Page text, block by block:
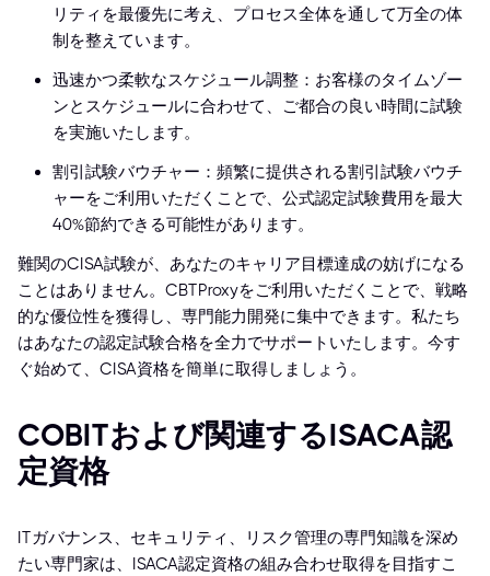
リティを最優先に考え、プロセス全体を通して万全の体
制を整えています。
迅速かつ柔軟なスケジュール調整：お客様のタイムゾー
ンとスケジュールに合わせて、ご都合の良い時間に試験
を実施いたします。
割引試験バウチャー：頻繁に提供される割引試験バウチ
ャーをご利用いただくことで、公式認定試験費用を最大
40%節約できる可能性があります。
難関のCISA試験が、あなたのキャリア目標達成の妨げになる
ことはありません。CBTProxyをご利用いただくことで、戦略
的な優位性を獲得し、専門能力開発に集中できます。私たち
はあなたの認定試験合格を全力でサポートいたします。今す
ぐ始めて、CISA資格を簡単に取得しましょう。
COBITおよび関連するISACA認
定資格
ITガバナンス、セキュリティ、リスク管理の専門知識を深め
たい専門家は、ISACA認定資格の組み合わせ取得を目指すこ